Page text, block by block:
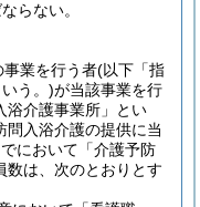
らない。
業を行う者(以下「指
う。)が当該事業を行
浴介護事業所」とい
問入浴介護の提供に当
でにおいて「介護予防
数は、次のとおりとす